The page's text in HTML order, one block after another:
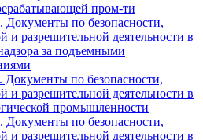
пром-ти
Документы по безопасности,
и разрешительной деятельности в
за подъемными
Документы по безопасности,
и разрешительной деятельности в
промышленности
Документы по безопасности,
и разрешительной деятельности в